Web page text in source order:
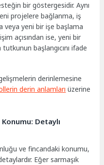
bir göstergesidir. Aynı
projelere bağlanma, iş
veya yeni bir işe başlama
açısından ise, yeni bir
başlangıcını ifade
derinlemesine
derin anlamları üzerine
Detaylı
ve fincandaki konumu,
Eğer sarmaşık